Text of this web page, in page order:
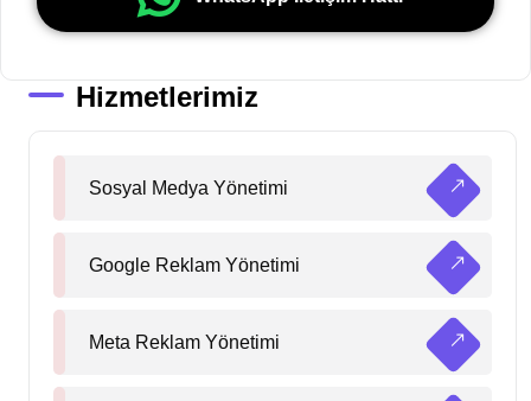
Hizmetlerimiz
Sosyal Medya Yönetimi
Google Reklam Yönetimi
Meta Reklam Yönetimi